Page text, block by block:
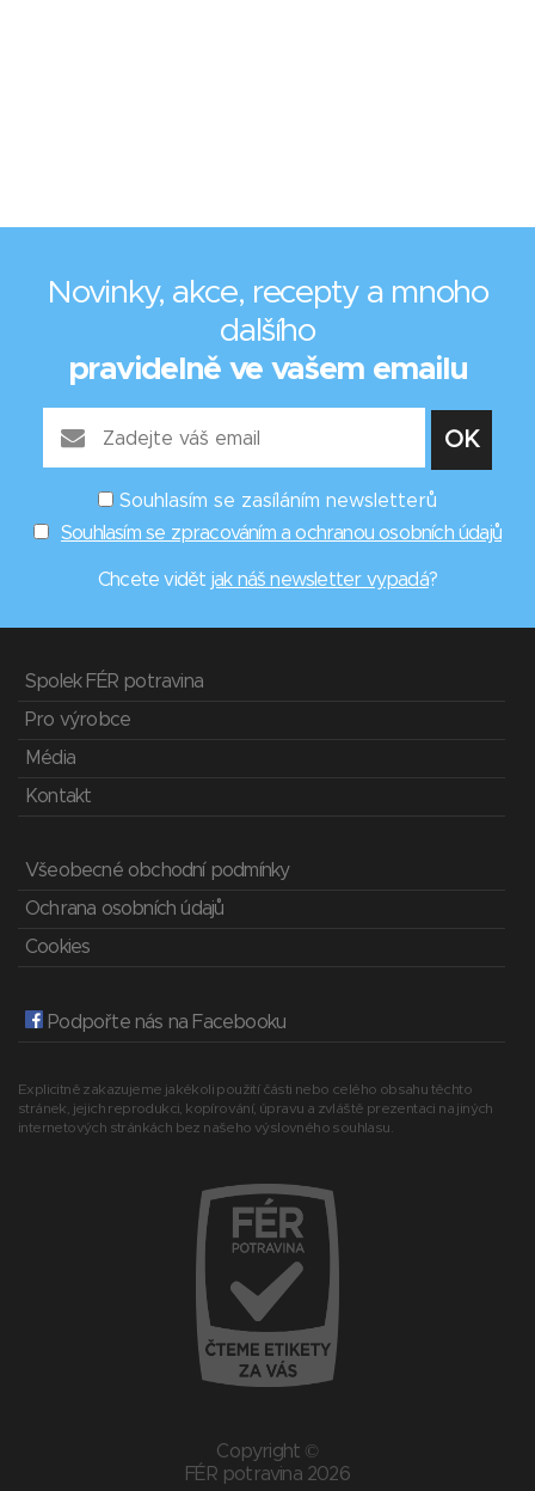
Novinky, akce, recepty a mnoho
dalšího
pravidelně ve vašem emailu
Souhlasím se zasíláním newsletterů
Souhlasím se zpracováním a ochranou osobních údajů
Chcete vidět jak náš newsletter vypadá?
Spolek FÉR potravina
Pro výrobce
Média
Kontakt
Všeobecné obchodní podmínky
Ochrana osobních údajů
Cookies
Podpořte nás na Facebooku
Explicitně zakazujeme jakékoli použití části nebo celého obsahu těchto
stránek, jejich reprodukci, kopírování, úpravu a zvláště prezentaci na jiných
internetových stránkách bez našeho výslovného souhlasu.
Copyright ©
FÉR potravina 2026